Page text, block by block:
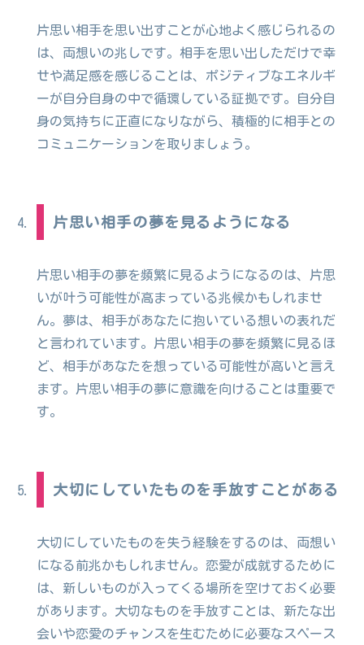
片思い相手を思い出すことが心地よく感じられるの
は、両想いの兆しです。相手を思い出しただけで幸
せや満足感を感じることは、ポジティブなエネルギ
ーが自分自身の中で循環している証拠です。自分自
身の気持ちに正直になりながら、積極的に相手との
コミュニケーションを取りましょう。
片思い相手の夢を見るようになる
片思い相手の夢を頻繁に見るようになるのは、片思
いが叶う可能性が高まっている兆候かもしれませ
ん。夢は、相手があなたに抱いている想いの表れだ
と言われています。片思い相手の夢を頻繁に見るほ
ど、相手があなたを想っている可能性が高いと言え
ます。片思い相手の夢に意識を向けることは重要で
す。
大切にしていたものを手放すことがある
大切にしていたものを失う経験をするのは、両想い
になる前兆かもしれません。恋愛が成就するために
は、新しいものが入ってくる場所を空けておく必要
があります。大切なものを手放すことは、新たな出
会いや恋愛のチャンスを生むために必要なスペース